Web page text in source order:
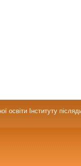
Інституту